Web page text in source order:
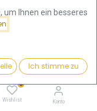
0
Wishlist Konto
2019 |
um Ihnen ein besseres
Ich stimme zu